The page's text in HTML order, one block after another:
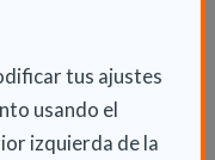
tus ajustes
usando el
izquierda de la
y asesoramiento
y